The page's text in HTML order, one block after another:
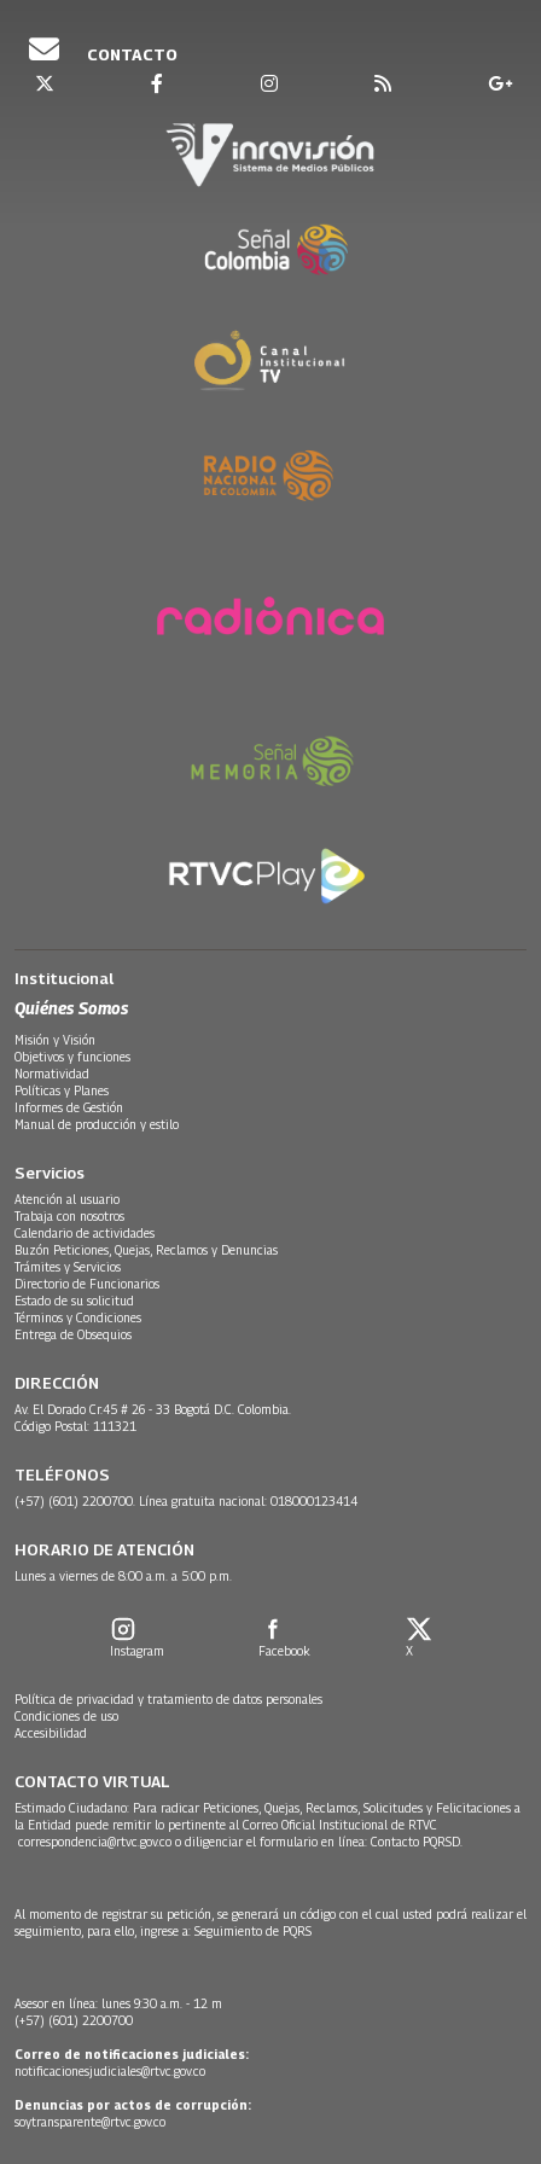
CONTACTO
Institucional
Quiénes Somos
Misión y Visión
Objetivos y funciones
Normatividad
Políticas y Planes
Informes de Gestión
Manual de producción y estilo
Servicios
Atención al usuario
Trabaja con nosotros
Calendario de actividades
Buzón Peticiones, Quejas, Reclamos y Denuncias
Trámites y Servicios
Directorio de Funcionarios
Estado de su solicitud
Términos y Condiciones
Entrega de Obsequios
DIRECCIÓN
Av. El Dorado Cr.45 # 26 - 33 Bogotá D.C. Colombia.
Código Postal: 111321
TELÉFONOS
(+57) (601) 2200700. Línea gratuita nacional: 018000123414
HORARIO DE ATENCIÓN
Lunes a viernes de 8:00 a.m. a 5:00 p.m.
Instagram Facebook X
Política de privacidad y tratamiento de datos personales
Condiciones de uso
Accesibilidad
CONTACTO VIRTUAL
Estimado Ciudadano: Para radicar Peticiones, Quejas, Reclamos, Solicitudes y Felicitaciones a
la Entidad puede remitir lo pertinente al Correo Oficial Institucional de RTVC
correspondencia@rtvc.gov.co o diligenciar el formulario en línea: Contacto PQRSD.
Al momento de registrar su petición, se generará un código con el cual usted podrá realizar el
seguimiento, para ello, ingrese a: Seguimiento de PQRS
Asesor en línea: lunes 9:30 a.m. - 12 m
(+57) (601) 2200700
Correo de notificaciones judiciales:
notificacionesjudiciales@rtvc.gov.co
Denuncias por actos de corrupción:
soytransparente@rtvc.gov.co